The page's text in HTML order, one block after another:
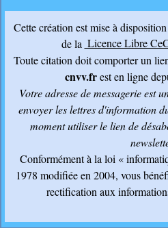
Cette création est mise à
de la Licence Libre
Toute citation doit comporter un
cnvv.frest en ligne
Votre adresse de messagerie est
envoyer les lettres d'information
moment utiliser le lien de
Conformément à la loi «
1978 modifiée en 2004, vous
rectification aux